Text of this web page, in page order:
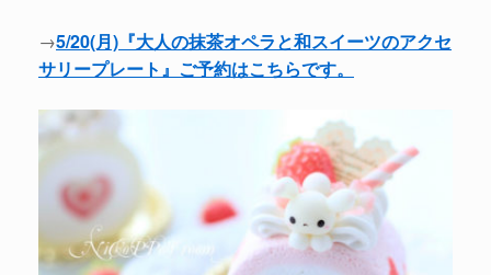
→5/20(月)『大人の抹茶オペラと和スイーツのアクセ
サリープレート』ご予約はこちらです。